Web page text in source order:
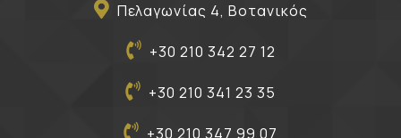
Πελαγωνίας 4, Βοτανικός
+30 210 342 27 12
+30 210 341 23 35
+30 210 347 99 07